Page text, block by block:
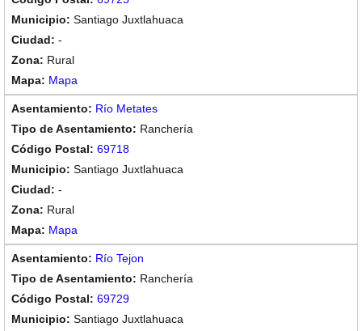
Santiago Juxtlahuaca
-
Rural
Mapa
Río Metates
Ranchería
69718
Santiago Juxtlahuaca
-
Rural
Mapa
Río Tejon
Ranchería
69729
Santiago Juxtlahuaca